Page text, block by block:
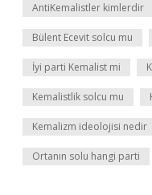
AntiKemalistler kimlerdir
Bülent Ecevit solcu mu
İyi parti Kemalist mi
Kemalistlik solcu mu
Kemalizm ideolojisi nedir
Ortanın solu hangi parti